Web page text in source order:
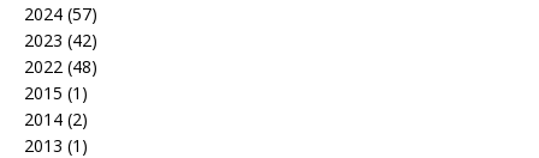
2024 (57)
2023 (42)
2022 (48)
2015 (1)
2014 (2)
2013 (1)